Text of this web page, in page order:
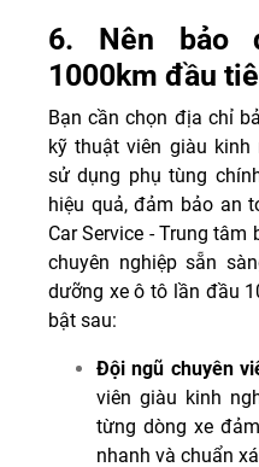
6. Nên bảo
1000km đầu
Bạn cần chọn địa chỉ
kỹ thuật viên giàu kinh
sử dụng phụ tùng
hiệu quả, đảm bảo an
Car Service - Trung
chuyên nghiệp sẵn
dưỡng xe ô tô lần đầu
bật sau:
Đội ngũ chuyên
viên giàu kinh
từng dòng xe
nhanh và chuẩn